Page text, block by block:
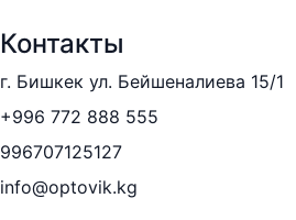
Контакты
г. Бишкек ул. Бейшеналиева 15/1
+996 772 888 555
996707125127
info@optovik.kg